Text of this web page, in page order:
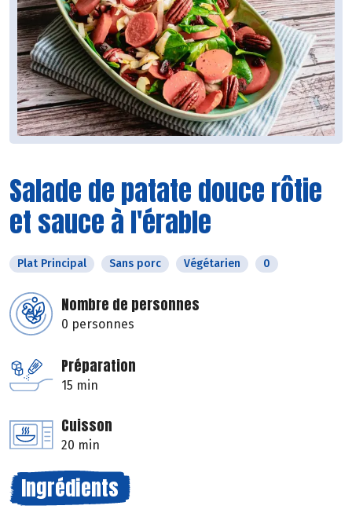
Salade de patate douce rôtie
et sauce à l'érable
Plat Principal Sans porc Végétarien 0
Nombre de personnes
0 personnes
Préparation
15 min
Cuisson
20 min
Ingrédients